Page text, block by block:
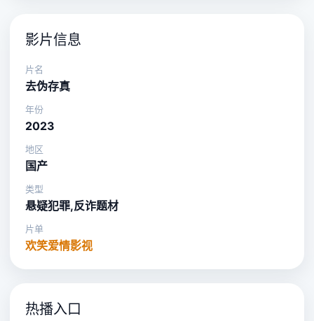
影片信息
片名
去伪存真
年份
2023
地区
国产
类型
悬疑犯罪,反诈题材
片单
欢笑爱情影视
热播入口